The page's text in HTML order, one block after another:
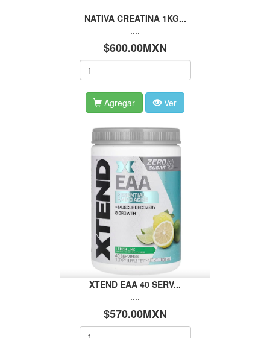
NATIVA CREATINA 1KG...
....
$600.00MXN
Agregar Ver
XTEND EAA 40 SERV...
....
$570.00MXN